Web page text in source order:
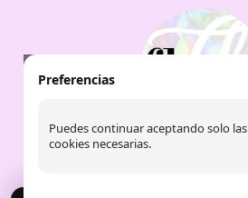
Preferencias
Puedes continuar aceptando solo las
cookies necesarias.